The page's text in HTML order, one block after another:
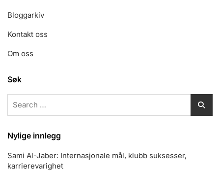
Bloggarkiv
Kontakt oss
Om oss
Søk
Nylige innlegg
Sami Al-Jaber: Internasjonale mål, klubb suksesser,
karrierevarighet